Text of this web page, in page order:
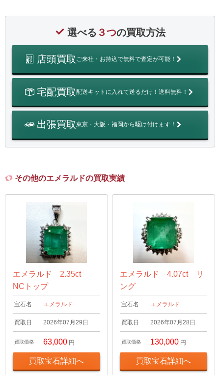
選べる ３つの買取方法
店頭買取 ご来社・お持込で無料で査定が可能！
宅配買取配送キットに入れて送るだけ！送料無料！
出張買取東京・大阪・福岡から駆け付けます！
その他のエメラルドの買取実績
エメラルド 2.35ct
NCトップ
宝石名 エメラルド
買取日 2026年07月29日
買取価格 63,000 円
買取宝石詳細へ
エメラルド 4.07ct リ
ング
宝石名 エメラルド
買取日 2026年07月28日
買取価格 130,000 円
買取宝石詳細へ